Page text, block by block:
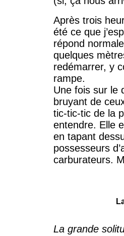
Après trois
été ce que
répond
quelques
redémarrer, y
rampe.
Une fois sur le
bruyant de
tic-tic-tic de la
entendre. Elle
en tapant
possesseurs
carburateurs.
La grande